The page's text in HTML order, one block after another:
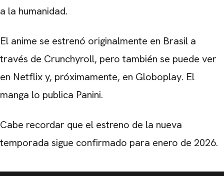
a la humanidad.
El anime se estrenó originalmente en Brasil a
través de Crunchyroll, pero también se puede ver
en Netflix y, próximamente, en Globoplay. El
manga lo publica Panini.
Cabe recordar que el estreno de la nueva
temporada sigue confirmado para enero de 2026.